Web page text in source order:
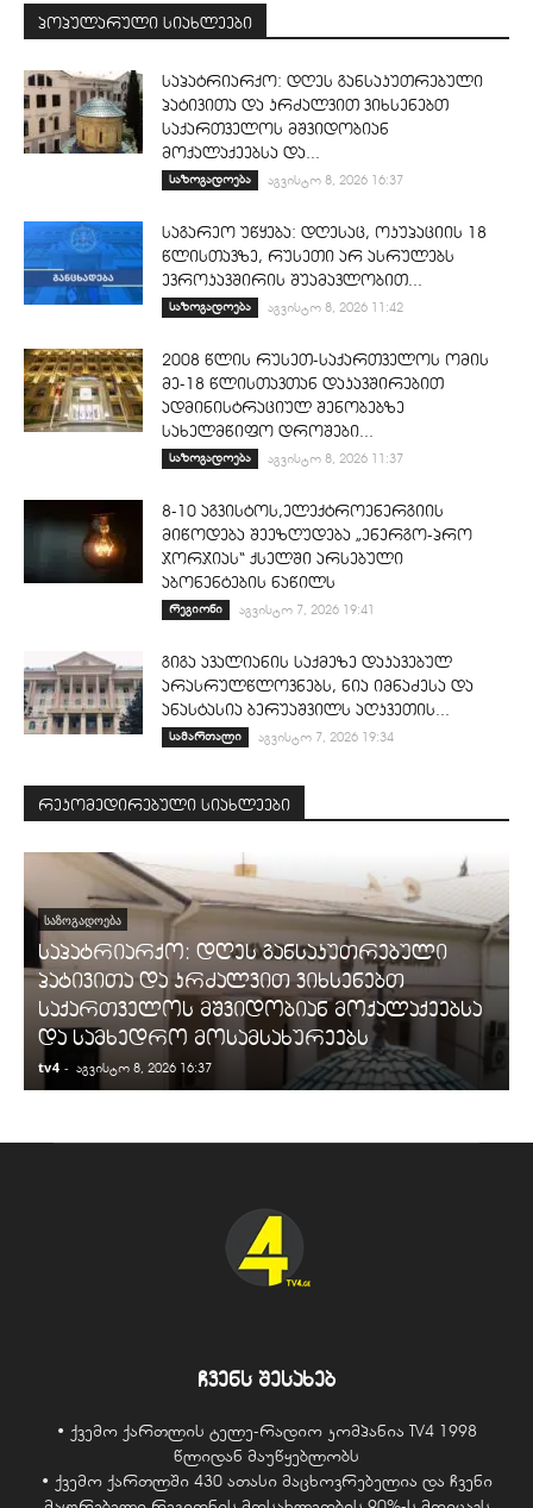
პოპულარული სიახლეები
საპატრიარქო: დღეს განსაკუთრებული
პატივითა და კრძალვით ვიხსენებთ
საქართველოს მშვიდობიან
მოქალაქეებსა და...
საზოგადოება აგვისტო 8, 2026 16:37
საგარეო უწყება: დღესაც, ოკუპაციის 18
წლისთავზე, რუსეთი არ ასრულებს
ევროკავშირის შუამავლობით...
საზოგადოება აგვისტო 8, 2026 11:42
2008 წლის რუსეთ-საქართველოს ომის
მე-18 წლისთავთან დაკავშირებით
ადმინისტრაციულ შენობებზე
სახელმწიფო დროშები...
საზოგადოება აგვისტო 8, 2026 11:37
8-10 აგვისტოს,ელექტროენერგიის
მიწოდება შეეზღუდება „ენერგო-პრო
ჯორჯიას“ ქსელში არსებული
აბონენტების ნაწილს
რეგიონი აგვისტო 7, 2026 19:41
გიგა ავალიანის საქმეზე დაკავებულ
არასრულწლოვნებს, ნია იმნაძესა და
ანასტასია ბერუაშვილს აღკვეთის...
სამართალი აგვისტო 7, 2026 19:34
რეკომედირებული სიახლეები
ᲡᲐᲖᲝᲒᲐᲓᲝᲔᲑᲐ
საპატრიარქო: დღეს განსაკუთრებული
პატივითა და კრძალვით ვიხსენებთ
საქართველოს მშვიდობიან მოქალაქეებსა
და სამხედრო მოსამსახურეებს
tv4 - აგვისტო 8, 2026 16:37
ჩვენს შესახებ
• ქვემო ქართლის ტელე-რადიო კომპანია TV4 1998
წლიდან მაუწყებლობს
• ქვემო ქართლში 430 ათასი მაცხოვრებელია და ჩვენი